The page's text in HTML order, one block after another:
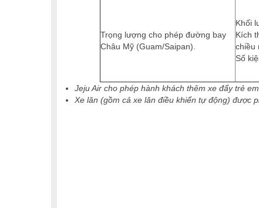
Trọng lượng cho phép đường bay
Châu Mỹ (Guam/Saipan).
Khối
Kích
chiều
Số
Jeju Air cho phép hành khách thêm xe đẩy trẻ
Xe lăn (gồm cả xe lăn điều khiển tự động) được